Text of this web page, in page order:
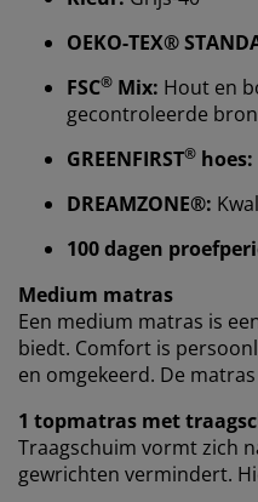
OEKO-TEX®
FSC® Mix: Hout en
gecontroleerde
GREENFIRST® hoes:
DREAMZONE®:
100 dagen
Medium matras
Een medium matras is
biedt. Comfort is
en omgekeerd. De
1 topmatras met
Traagschuim vormt zich
gewrichten vermindert.